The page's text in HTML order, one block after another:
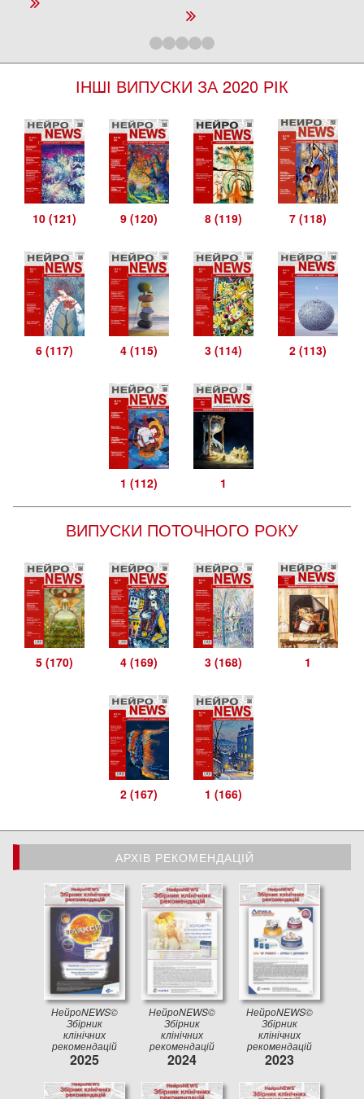
ІНШІ ВИПУСКИ ЗА 2020 РІК
10 (121) 9 (120) 8 (119) 7 (118)
6 (117) 4 (115) 3 (114) 2 (113)
1 (112) 1
ВИПУСКИ ПОТОЧНОГО РОКУ
5 (170) 4 (169) 3 (168) 1
2 (167) 1 (166)
АРХІВ РЕКОМЕНДАЦІЙ
АРХІВ РЕКОМЕНДАЦІЙ
НейроNEWS©
Збірник
клінічних
рекомендацій
2025
НейроNEWS©
Збірник
клінічних
рекомендацій
2024
НейроNEWS©
Збірник
клінічних
рекомендацій
2023